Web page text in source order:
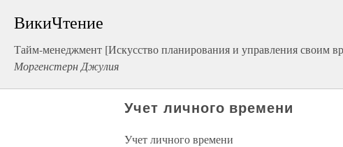
ВикиЧтение
Тайм-менеджмент [Искусство планирования и управления своим
Моргенстерн Джулия
Учет личного времени
Учет личного времени